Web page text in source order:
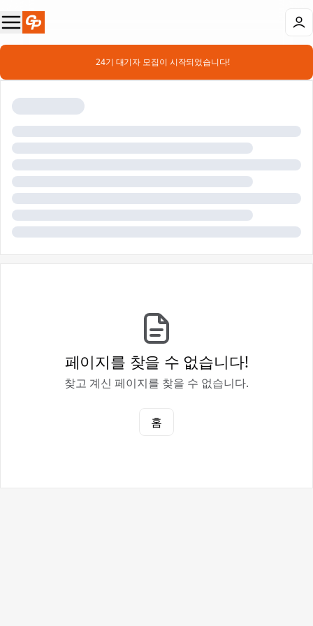
📣 24기 대기자 모집이 시작되었습니다!
페이지를 찾을 수 없습니다!
찾고 계신 페이지를 찾을 수 없습니다.
홈